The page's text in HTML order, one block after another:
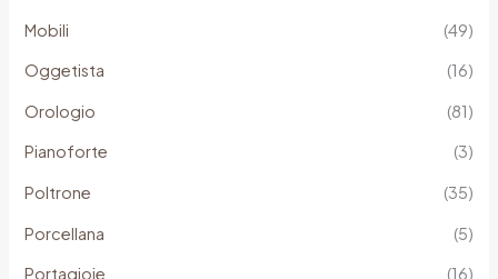
Mobili (49)
Oggetista (16)
Orologio (81)
Pianoforte (3)
Poltrone (35)
Porcellana (5)
Portagioie (16)